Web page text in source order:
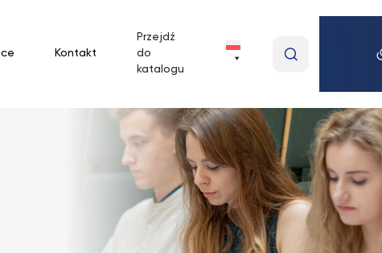
Kontakt
Przejdź
do
katalogu